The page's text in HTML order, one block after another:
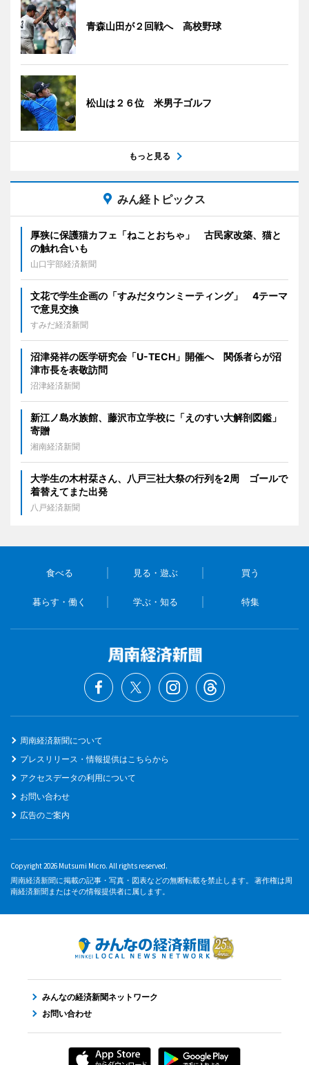
青森山田が２回戦へ 高校野球
松山は２６位 米男子ゴルフ
もっと見る
みん経トピックス
厚狭に保護猫カフェ「ねことおちゃ」 古民家改築、猫と
の触れ合いも
山口宇部経済新聞
文花で学生企画の「すみだタウンミーティング」 4テーマ
で意見交換
すみだ経済新聞
沼津発祥の医学研究会「U-TECH」開催へ 関係者らが沼
津市長を表敬訪問
沼津経済新聞
新江ノ島水族館、藤沢市立学校に「えのすい大解剖図鑑」
寄贈
湘南経済新聞
大学生の木村栞さん、八戸三社大祭の行列を2周 ゴールで
着替えてまた出発
八戸経済新聞
食べる 見る・遊ぶ 買う
暮らす・働く 学ぶ・知る 特集
周南経済新聞について
プレスリリース・情報提供はこちらから
アクセスデータの利用について
お問い合わせ
広告のご案内
Copyright 2026 Mutsumi Micro. All rights reserved.
周南経済新聞に掲載の記事・写真・図表などの無断転載を禁止します。 著作権は周
南経済新聞またはその情報提供者に属します。
みんなの経済新聞ネットワーク
お問い合わせ